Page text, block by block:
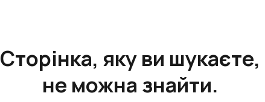
Сторінка, яку ви шукаєте,
не можна знайти.